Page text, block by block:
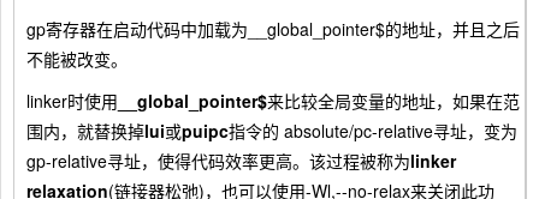
gp寄存器在启动代码中加载为 __global_pointer$的地址，并且之后
不能被改变。
linker时使用 __global_pointer$来比较全局变量的地址，如果在范
围内，就替换掉lui或puipc指令的 absolute/pc-relative寻址，变为
gp-relative寻址，使得代码效率更高。该过程被称为linker
relaxation(链接器松弛)，也可以使用-Wl,--no-relax来关闭此功